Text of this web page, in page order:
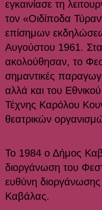
εγκαινίασε τη
τον «Οιδίποδα
επίσημων
Αυγούστου 1961.
ακολούθησαν, το
σημαντικές
αλλά και του
Τέχνης Καρόλου
θεατρικών
Το 1984 ο Δήμος
διοργάνωση του
ευθύνη
Καβάλας.